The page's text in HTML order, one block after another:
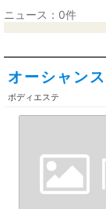
ニュース：0件
オーシャン
ボディエステ